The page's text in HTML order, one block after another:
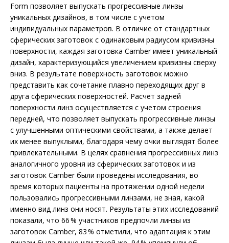
Form позволяет выпускать прогрессивные линзы
уникальных дизайнов, в том числе с учетом
индивидуальных параметров. В отличие от стандартных
сферических заготовок с одинаковым радиусом кривизны
поверхности, каждая заготовка Camber имеет уникальный
дизайн, характеризующийся увеличением кривизны сверху
вниз. В результате поверхность заготовок можно
представить как сочетание плавно переходящих друг в
друга сферических поверхностей. Расчет задней
поверхности линз осуществляется с учетом строения
передней, что позволяет выпускать прогрессивные линзы
с улучшенными оптическими свойствами, а также делает
их менее выпуклыми, благодаря чему очки выглядят более
привлекательными. В целях сравнения прогрессивных линз
аналогичного уровня из сферических заготовок и из
заготовок Camber были проведены исследования, во
время которых пациенты на протяжении одной недели
пользовались прогрессивными линзами, не зная, какой
именно вид линз они носят. Результаты этих исследований
показали, что 66 % участников предпочли линзы из
заготовок Camber, 83 % отметили, что адаптация к этим